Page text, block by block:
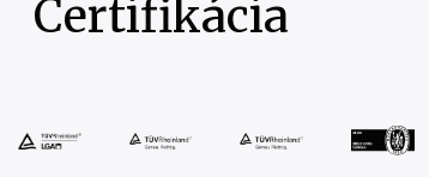
Certifikácia